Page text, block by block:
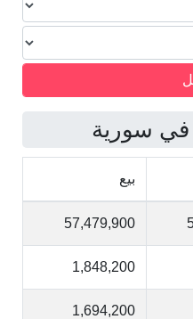
سورية
بيع
57,479,900
1,848,200
1,694,200